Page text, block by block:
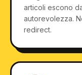
articoli escono
autorevolezza.
redirect.